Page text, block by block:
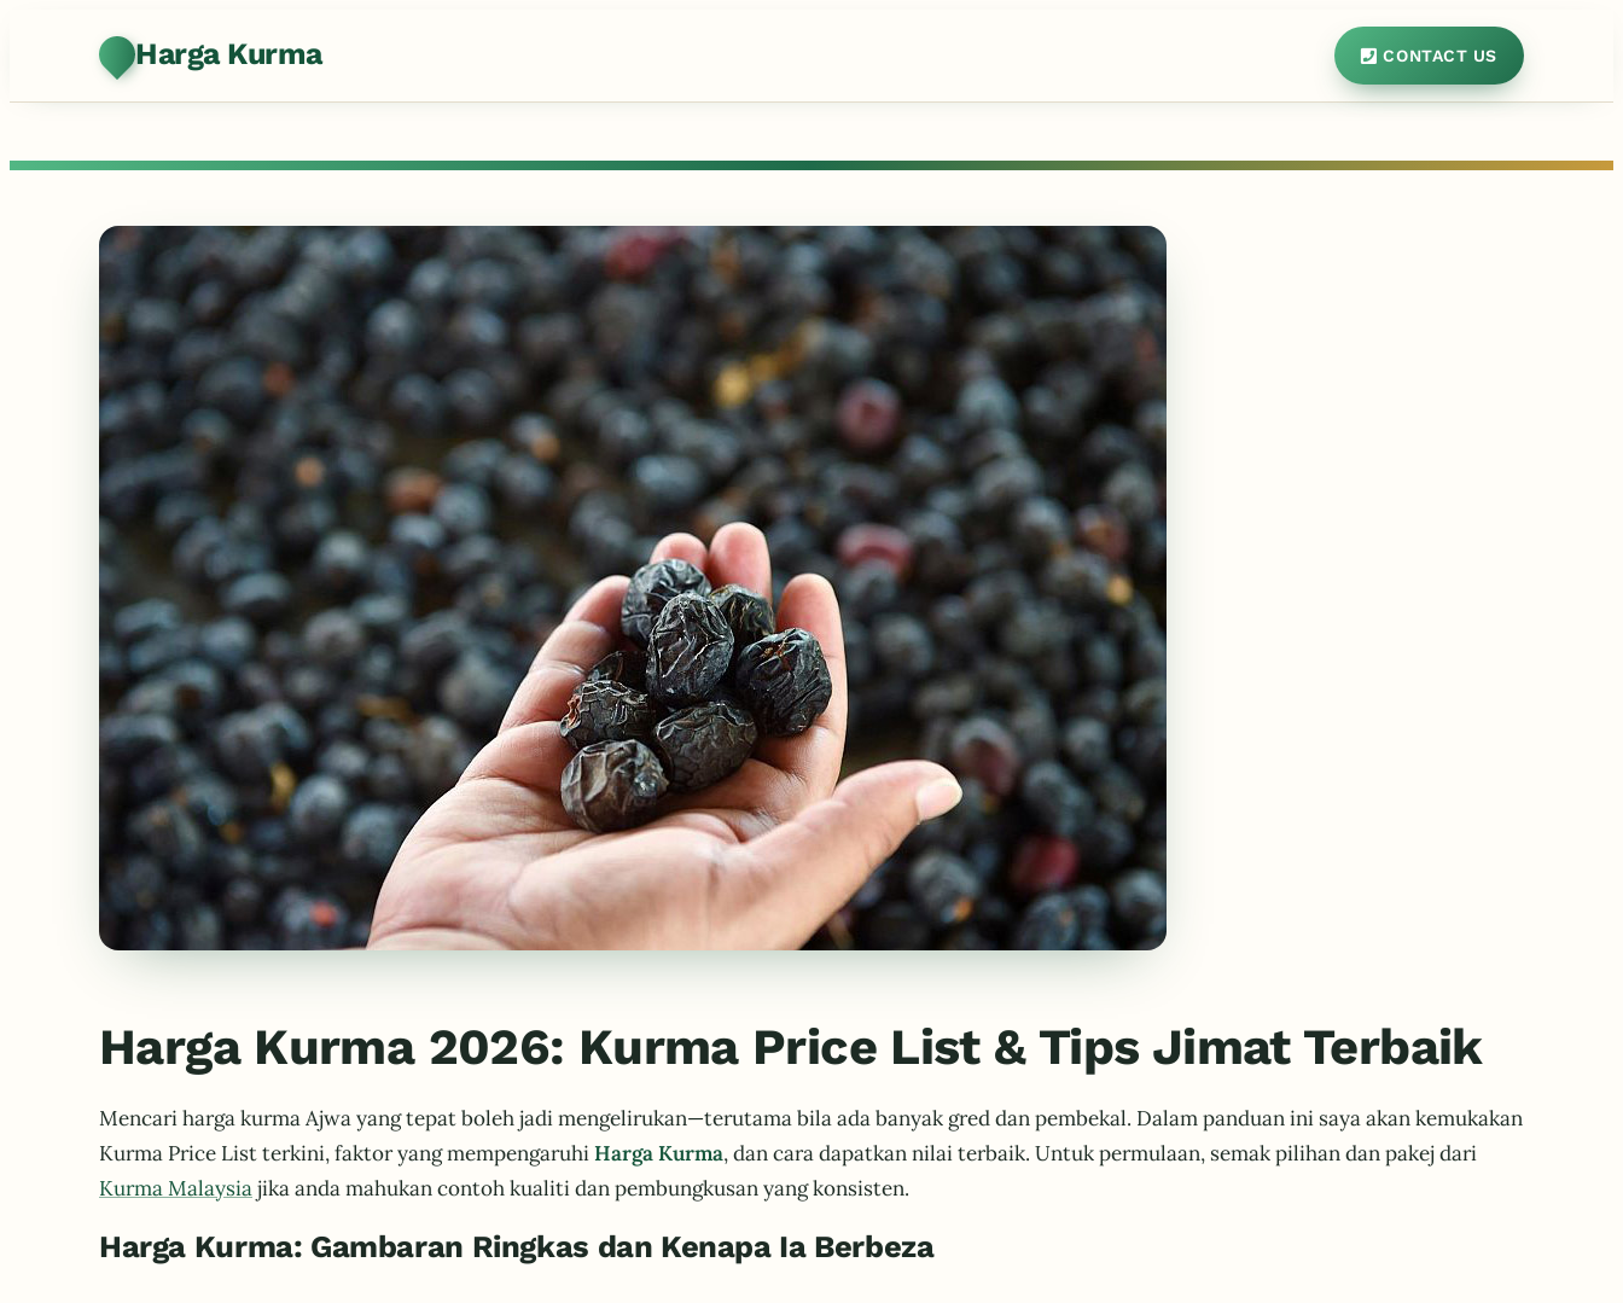
Harga Kurma CONTACT US
Harga Kurma 2026: Kurma Price List & Tips Jimat Terbaik
Mencari harga kurma Ajwa yang tepat boleh jadi mengelirukan—terutama bila ada banyak gred dan pembekal. Dalam panduan ini saya akan kemukakan
Kurma Price List terkini, faktor yang mempengaruhiHarga Kurma, dan cara dapatkan nilai terbaik. Untuk permulaan, semak pilihan dan pakej dari
Kurma Malaysiajika anda mahukan contoh kualiti dan pembungkusan yang konsisten.
Harga Kurma: Gambaran Ringkas dan Kenapa Ia Berbeza